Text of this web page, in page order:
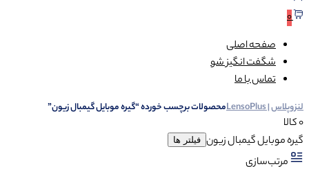
0
صفحه اصلی
شگفت انگیز شو
تماس با ما
لنزوپلاس | LensoPlus محصولات برچسب خورده “گیره موبایل گیمبال زيون”
0 کالا
گیره موبایل گیمبال زيون فیلتر ها
مرتب‌سازی